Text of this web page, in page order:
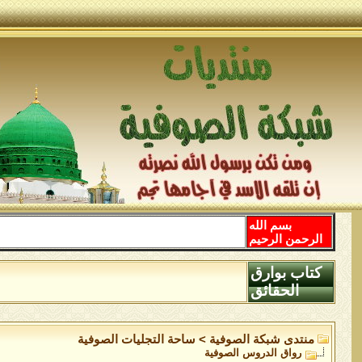
بسم الله
الرحمن الرحيم
كتاب بوارق
الحقائق
منتدى شبكة الصوفية > ساحة التجليات الصوفية
رواق الدروس الصوفية